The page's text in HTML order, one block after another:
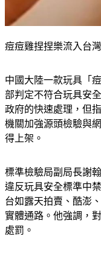
痘痘雞捏捏樂流入台
中國大陸一款玩具「
部判定不符合玩具安
政府的快速處理，但
機關加強源頭檢驗與
得上架。
標準檢驗局副局長謝
違反玩具安全標準中
台如露天拍賣、酷澎
實體通路。他強調，
處罰。